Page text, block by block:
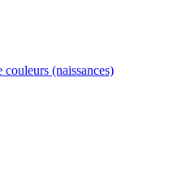
couleurs (naissances)